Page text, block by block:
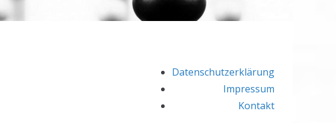
Datenschutzerklärung
Impressum
Kontakt